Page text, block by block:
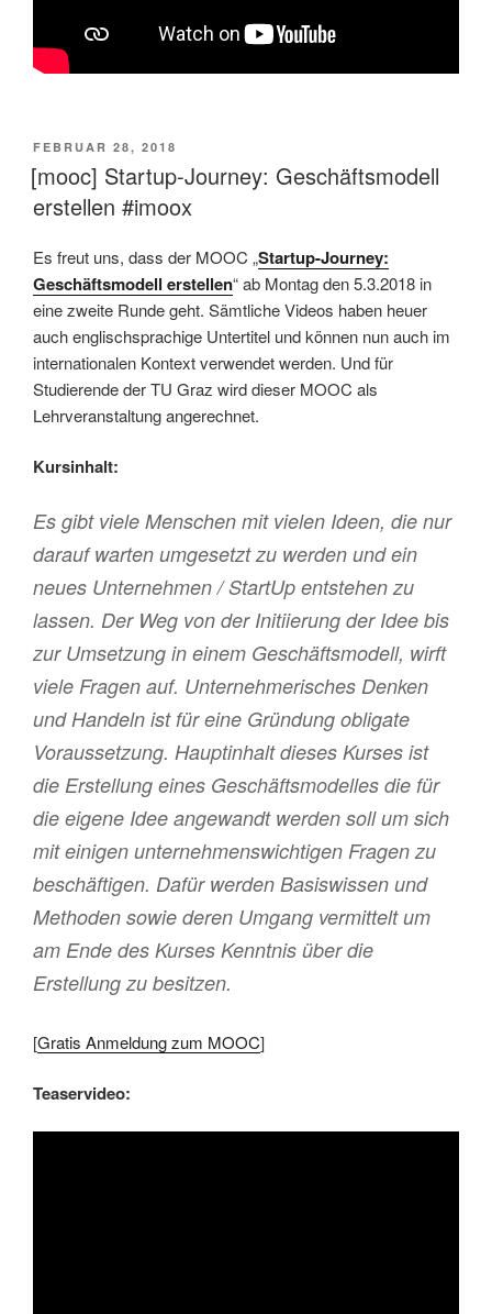
VERÖFFENTLICHT
AM
FEBRUAR 28, 2018
[mooc] Startup-Journey: Geschäftsmodell
erstellen #imoox
Es freut uns, dass der MOOC „Startup-Journey:
Geschäftsmodell erstellen“ ab Montag den 5.3.2018 in
eine zweite Runde geht. Sämtliche Videos haben heuer
auch englischsprachige Untertitel und können nun auch im
internationalen Kontext verwendet werden. Und für
Studierende der TU Graz wird dieser MOOC als
Lehrveranstaltung angerechnet.
Kursinhalt:
Es gibt viele Menschen mit vielen Ideen, die nur
darauf warten umgesetzt zu werden und ein
neues Unternehmen / StartUp entstehen zu
lassen. Der Weg von der Initiierung der Idee bis
zur Umsetzung in einem Geschäftsmodell, wirft
viele Fragen auf. Unternehmerisches Denken
und Handeln ist für eine Gründung obligate
Voraussetzung. Hauptinhalt dieses Kurses ist
die Erstellung eines Geschäftsmodelles die für
die eigene Idee angewandt werden soll um sich
mit einigen unternehmenswichtigen Fragen zu
beschäftigen. Dafür werden Basiswissen und
Methoden sowie deren Umgang vermittelt um
am Ende des Kurses Kenntnis über die
Erstellung zu besitzen.
[Gratis Anmeldung zum MOOC]
Teaservideo: